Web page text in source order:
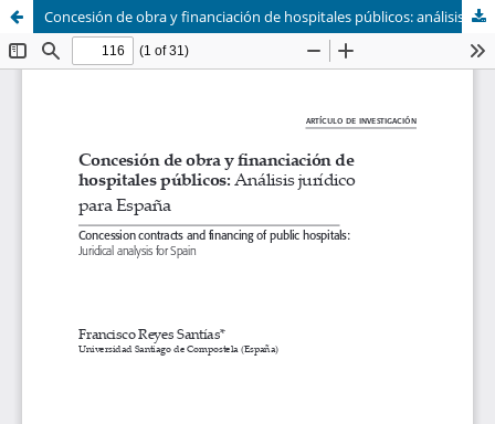
Concesión de obra y financiación de hospitales públicos: análisis jurídico para España